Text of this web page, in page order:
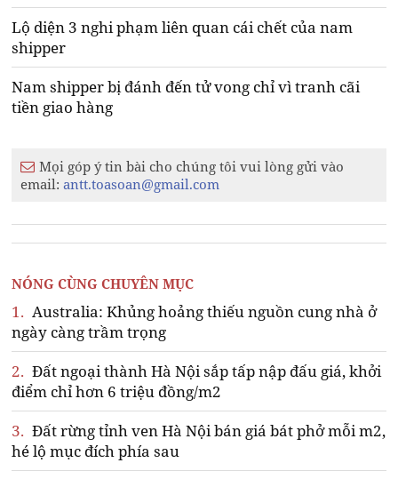
Lộ diện 3 nghi phạm liên quan cái chết của nam
shipper
Nam shipper bị đánh đến tử vong chỉ vì tranh cãi
tiền giao hàng
Mọi góp ý tin bài cho chúng tôi vui lòng gửi vào
email:antt.toasoan@gmail.com
NÓNG CÙNG CHUYÊN MỤC
1. Australia: Khủng hoảng thiếu nguồn cung nhà ở
ngày càng trầm trọng
2. Đất ngoại thành Hà Nội sắp tấp nập đấu giá, khởi
điểm chỉ hơn 6 triệu đồng/m2
3. Đất rừng tỉnh ven Hà Nội bán giá bát phở mỗi m2,
hé lộ mục đích phía sau